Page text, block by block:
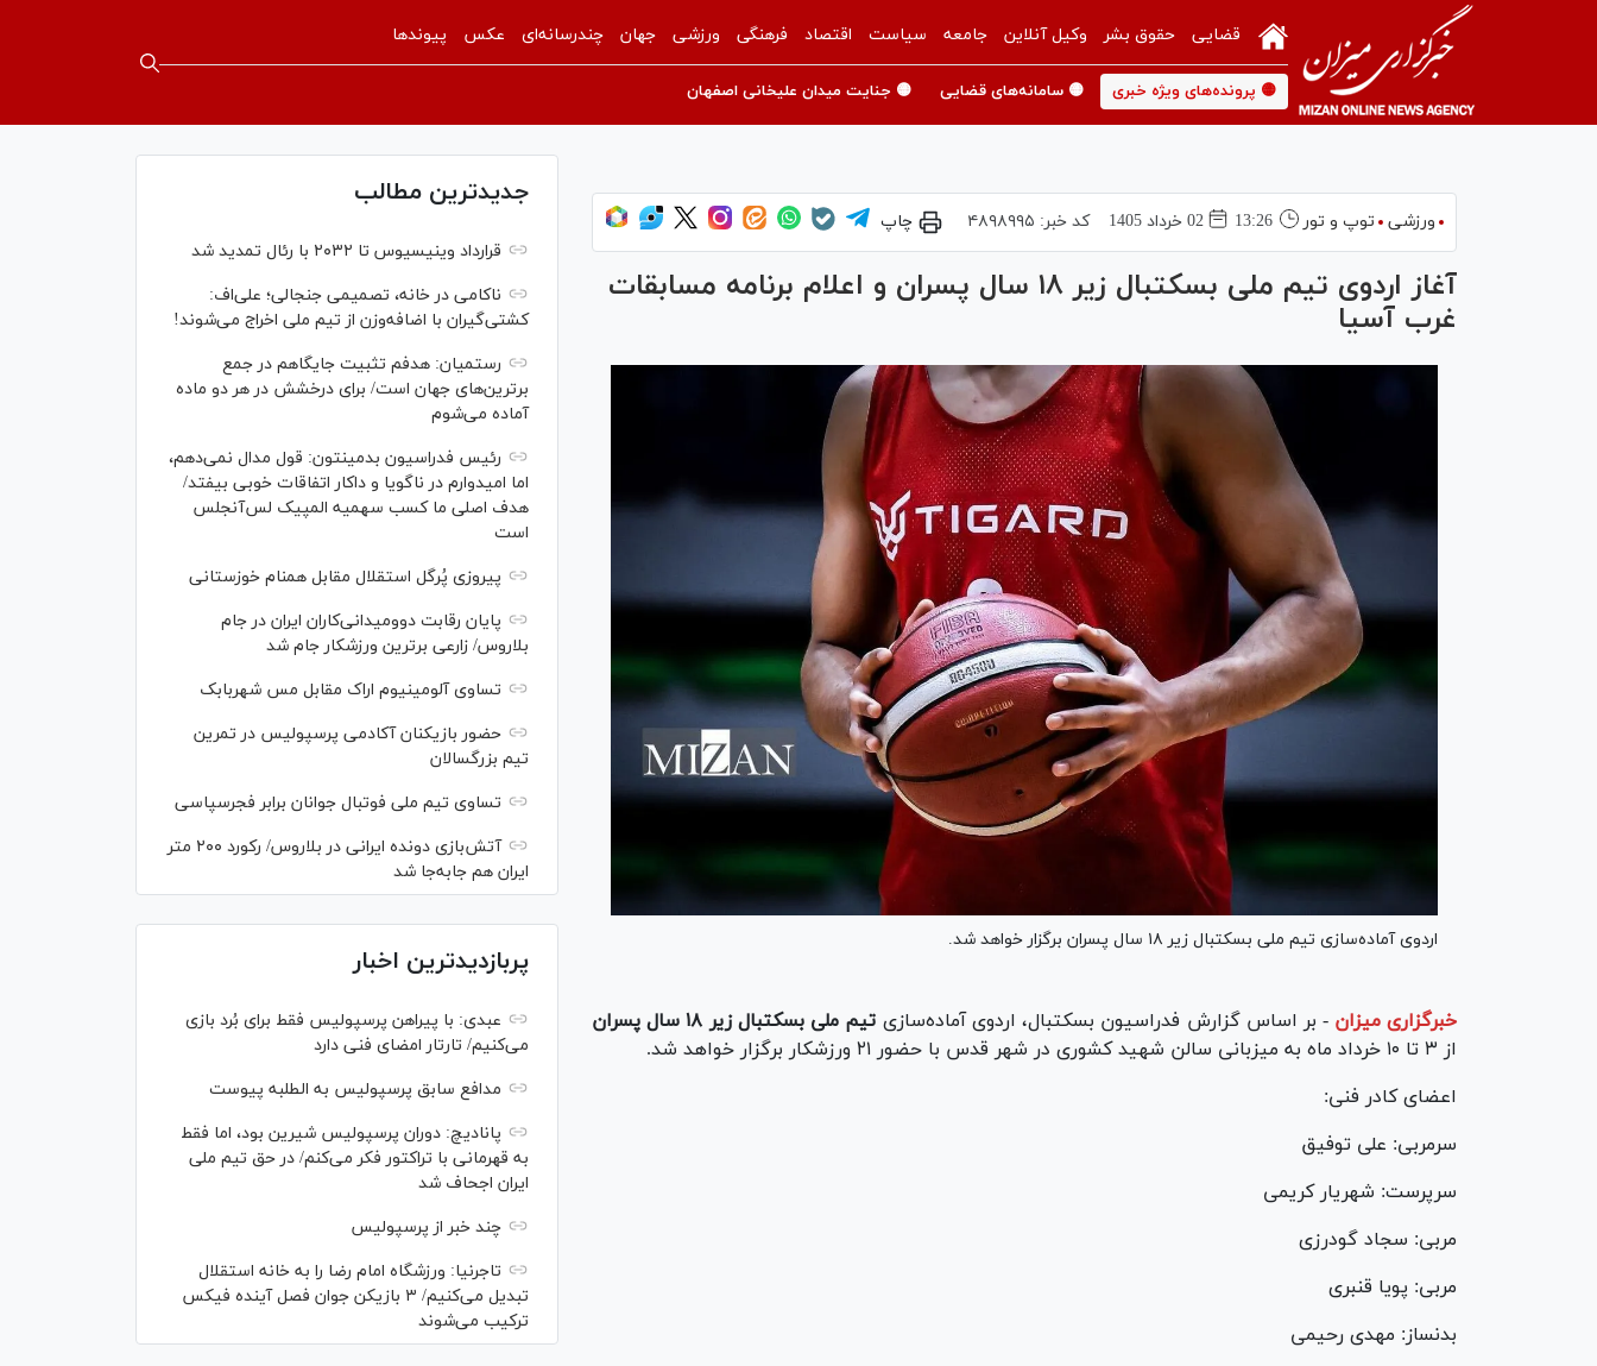
قضایی حقوق بشر وکیل آنلاین جامعه سیاست اقتصاد فرهنگی ورزشی جهان چندرسانه‌ای عکس پیوندها
🟡 پرونده‌های ویژه خبری 🟡 سامانه‌های قضایی 🟡 جنایت میدان علیخانی اصفهان
ورزشی توپ و تور 13:26 02 خرداد 1405 کد خبر: ۴۸۹۸۹۹۵ چاپ
آغاز اردوی تیم ملی بسکتبال زیر ۱۸ سال پسران و اعلام برنامه مسابقات
غرب آسیا
اردوی آماده‌سازی تیم ملی بسکتبال زیر ۱۸ سال پسران برگزار خواهد شد.
خبرگزاری میزان - بر اساس گزارش فدراسیون بسکتبال، اردوی آماده‌سازی تیم ملی بسکتبال زیر ۱۸ سال پسران
از ۳ تا ۱۰ خرداد ماه به میزبانی سالن شهید کشوری در شهر قدس با حضور ۲۱ ورزشکار برگزار خواهد شد.
اعضای کادر فنی:
سرمربی: علی توفیق
سرپرست: شهریار کریمی
مربی: سجاد گودرزی
مربی: پویا قنبری
بدنساز: مهدی رحیمی
جدیدترین مطالب
قرارداد وینیسیوس تا ۲۰۳۲ با رئال‌ تمدید شد
ناکامی در خانه، تصمیمی جنجالی؛ علی‌اف:
کشتی‌گیران با اضافه‌وزن از تیم ملی اخراج می‌شوند!
رستمیان: هدفم تثبیت جایگاهم در جمع
برترین‌های جهان است/ برای درخشش در هر دو ماده
آماده می‌شوم
رئیس فدراسیون بدمینتون: قول مدال نمی‌دهم،
اما امیدوارم در ناگویا و داکار اتفاقات خوبی بیفتد/
هدف اصلی ما کسب سهمیه المپیک لس‌آنجلس
است
پیروزی پُرگل استقلال مقابل همنام خوزستانی
پایان رقابت دوومیدانی‌کاران ایران در جام
بلاروس/ زارعی برترین ورزشکار جام شد
تساوی آلومینیوم اراک مقابل مس شهربابک
حضور بازیکنان آکادمی پرسپولیس در تمرین
تیم بزرگسالان
تساوی تیم ملی فوتبال جوانان برابر فجرسپاسی
آتش‌بازی دونده ایرانی در بلاروس/ رکورد ۲۰۰ متر
ایران هم جابه‌جا شد
پربازدیدترین اخبار
عبدی: با پیراهن پرسپولیس فقط برای بُرد بازی
می‌کنیم/ تارتار امضای فنی دارد
مدافع سابق پرسپولیس به الطلبه پیوست
پانادیچ: دوران پرسپولیس شیرین بود، اما فقط
به قهرمانی با تراکتور فکر می‌کنم/ در حق تیم ملی
ایران اجحاف شد
چند خبر از پرسپولیس
تاجرنیا: ورزشگاه امام رضا را به خانه استقلال
تبدیل می‌کنیم/ ۳ بازیکن جوان فصل آینده فیکس
ترکیب می‌شوند